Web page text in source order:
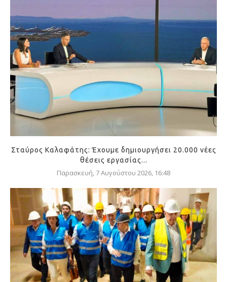
Σταύρος Καλαφάτης: Έχουμε δημιουργήσει 20.000 νέες
θέσεις εργασίας...
Παρασκευή, 7 Αυγούστου 2026, 16:48